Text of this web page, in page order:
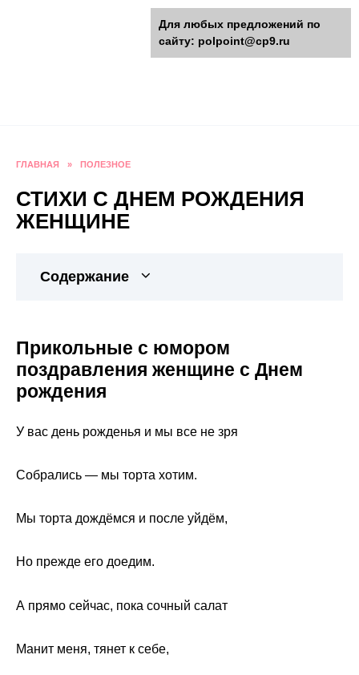
polpoint.ru - Разнообразные
поделки к праздникам
ГЛАВНАЯ » ПОЛЕЗНОЕ
СТИХИ С ДНЕМ РОЖДЕНИЯ
ЖЕНЩИНЕ
Содержание
Прикольные с юмором
поздравления женщине с Днем
рождения
У вас день рожденья и мы все не зря
Собрались — мы торта хотим.
Мы торта дождёмся и после уйдём,
Но прежде его доедим.
А прямо сейчас, пока сочный салат
Манит меня, тянет к себе,
Для любых предложений по
сайту: polpoint@cp9.ru